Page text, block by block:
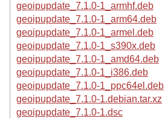
geoipupdate_7.1.0-1_armhf.deb
geoipupdate_7.1.0-1_arm64.deb
geoipupdate_7.1.0-1_armel.deb
geoipupdate_7.1.0-1_s390x.deb
geoipupdate_7.1.0-1_amd64.deb
geoipupdate_7.1.0-1_i386.deb
geoipupdate_7.1.0-1_ppc64el.deb
geoipupdate_7.1.0-1.debian.tar.xz
geoipupdate_7.1.0-1.dsc